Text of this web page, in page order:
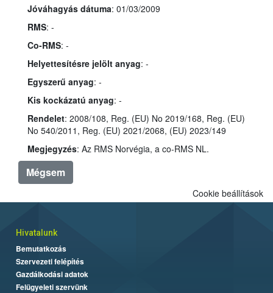
Jóváhagyás dátuma: 01/03/2009
RMS: -
Co-RMS: -
Helyettesítésre jelölt anyag: -
Egyszerű anyag: -
Kis kockázatú anyag: -
Rendelet: 2008/108, Reg. (EU) No 2019/168, Reg. (EU)
No 540/2011, Reg. (EU) 2021/2068, (EU) 2023/149
Megjegyzés: Az RMS Norvégia, a co-RMS NL.
Mégsem
Cookie beállítások
Hivatalunk
Bemutatkozás
Szervezeti felépítés
Gazdálkodási adatok
Felügyeleti szervünk